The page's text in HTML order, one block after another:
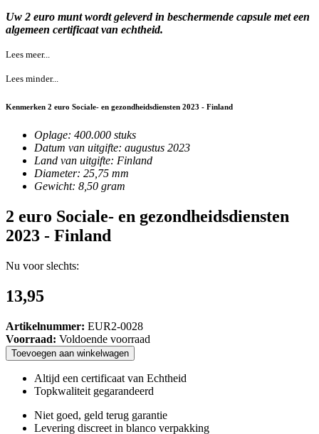
Uw 2 euro munt wordt geleverd in beschermende capsule met een
algemeen certificaat van echtheid.
Lees meer...
Lees minder...
Kenmerken 2 euro Sociale- en gezondheidsdiensten 2023 - Finland
Oplage: 400.000 stuks
Datum van uitgifte: augustus 2023
Land van uitgifte: Finland
Diameter: 25,75 mm
Gewicht: 8,50 gram
2 euro Sociale- en gezondheidsdiensten
2023 - Finland
Nu voor slechts:
13,95
Artikelnummer: EUR2-0028
Voorraad: Voldoende voorraad
Toevoegen aan winkelwagen
Altijd een certificaat van Echtheid
Topkwaliteit gegarandeerd
Niet goed, geld terug garantie
Levering discreet in blanco verpakking